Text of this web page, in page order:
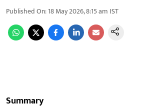
Published On:18 May 2026, 8:15 am IST
Summary